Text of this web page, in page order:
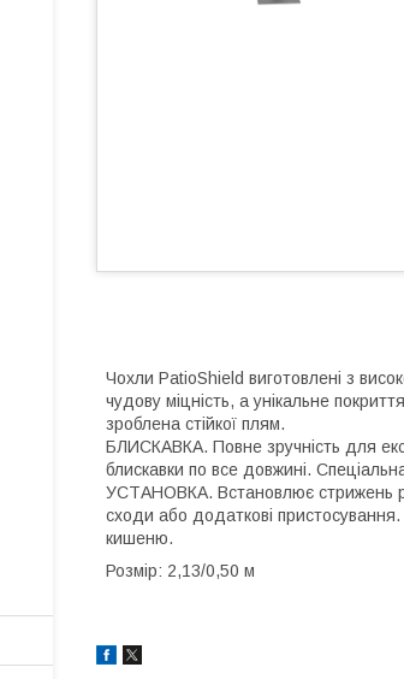
Чохли PatioShield виготовлені з
чудову міцність, а унікальне
зроблена стійкої плям.
БЛИСКАВКА. Повне зручність для
блискавки по все довжині.
УСТАНОВКА. Встановлює стрижень
сходи або додаткові
кишеню.
Розмір: 2,13/0,50 м